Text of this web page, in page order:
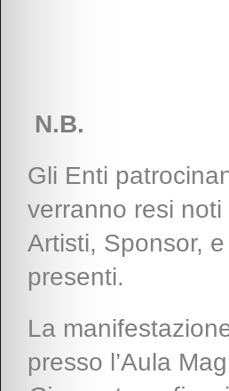
N.B.
Gli Enti
verranno resi
Artisti, Sponsor,
presenti.
La
presso l’Aula